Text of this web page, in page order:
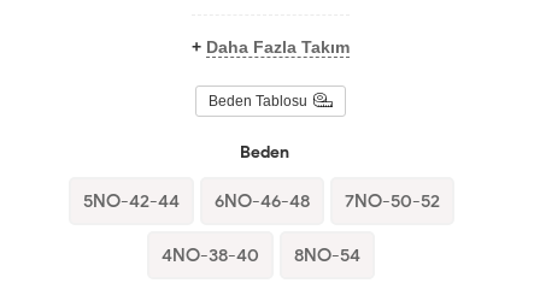
+ Daha Fazla Takım
Beden Tablosu
Beden
5NO-42-44 6NO-46-48 7NO-50-52
4NO-38-40 8NO-54